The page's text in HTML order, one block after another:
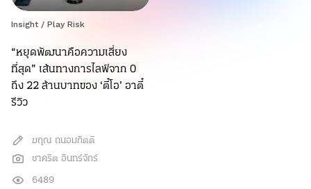
Insight / Play Risk
“หยุดพัฒนาคือความเสี่ยง
ที่สุด” เส้นทางการไลฟ์จาก 0
ถึง 22 ล้านบาทของ ‘ตี๋โอ’ อาตี๋
รีวิว
ฆฤณ ถนอมกิตติ
ชาคริต อินทร์จักร์
6489